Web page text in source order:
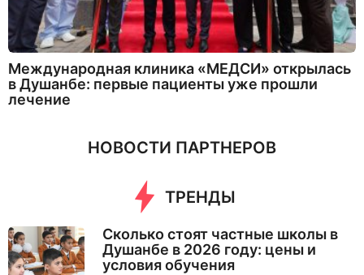
Международная клиника «МЕДСИ» открылась
в Душанбе: первые пациенты уже прошли
лечение
НОВОСТИ ПАРТНЕРОВ
ТРЕНДЫ
Сколько стоят частные школы в
Душанбе в 2026 году: цены и
условия обучения